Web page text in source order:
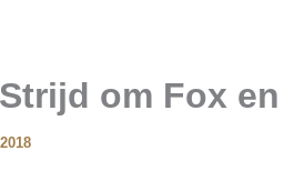
om Fox